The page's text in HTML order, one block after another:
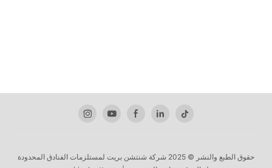
حقوق الطبع والنشر © 2025 شركة شنتشن بريت لمستلزمات الفنادق المحدودة